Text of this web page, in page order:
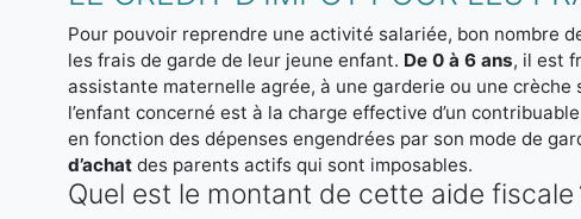
Pour pouvoir reprendre une activité salariée, bon nombre
les frais de garde de leur jeune enfant. De 0 à 6 ans, il est
assistante maternelle agrée, à une garderie ou une
l’enfant concerné est à la charge effective d’un
en fonction des dépenses engendrées par son mode de
d’achat des parents actifs qui sont imposables.
Quel est le montant de cette aide fiscale